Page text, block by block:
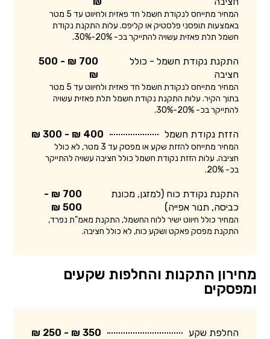
המחיר מתייחס לנקודת חשמל חד פאזית ולחיווט עד 5 מטר
באמצעות תופסני פלסטיק או קליפס. עלות התקנת נקודת
חשמל תלת פאזית עשויה להתייקר בכ- 20%-30%.
התקנת נקודת חשמל - כולל
חציבה
700 ₪ - 500
₪
המחיר מתייחס לנקודת חשמל חד פאזית ולחיווט עד 5 מטר
בתוך הקיר. עלות התקנת נקודת חשמל תלת פאזית עשויה
להתייקר בכ- 20%-30%.
הזזת נקודת חשמל 400 ₪ - 300 ₪
המחיר מתייחס להזזת שקע או מפסק עד 3 מטר, לא כולל
חציבה. עלות הזזת נקודת חשמל כולל חציבה עשויה להתייקר
בכ- 20%.
התקנת נקודת כוח (למזגן, מכונת
כביסה, תנור אפייה)
700 ₪ -
500 ₪
המחיר כולל חיווט ישיר ללוח החשמל, התקנת מאמ"ת נפרד,
התקנת מפסק פאקט ושקע כוח, לא כולל חציבה.
מחירון התקנות והחלפות שקעים
ומפסקים
החלפת שקע 350 ₪ - 250 ₪